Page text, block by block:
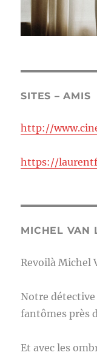
SITES – AMIS
http://
https://
MICHEL VAN
Revoilà Michel
Notre détective
fantômes près
Et avec les